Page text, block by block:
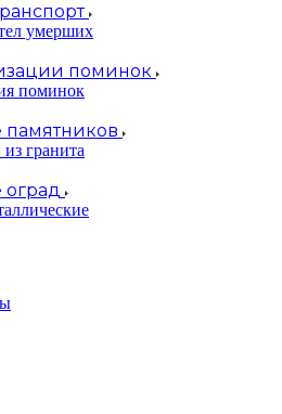
умерших
поминок
поминок
памятников
гранита
оград